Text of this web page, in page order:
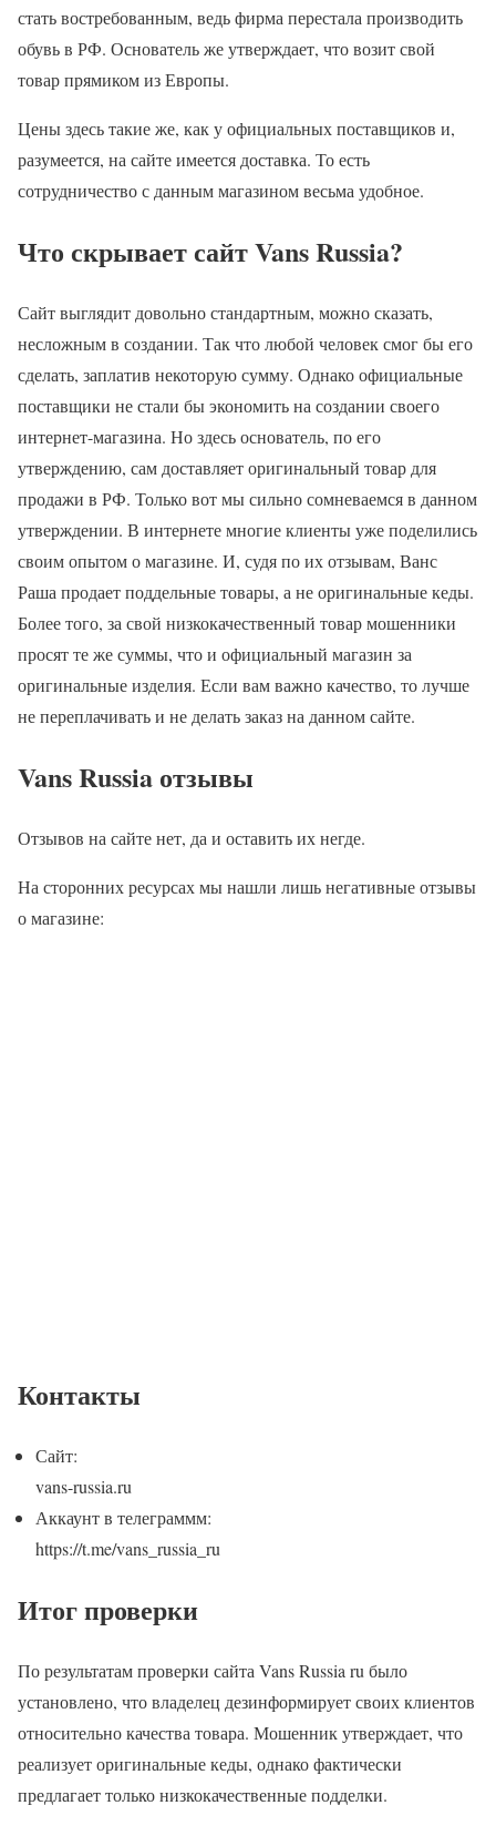
стать востребованным, ведь фирма перестала производить
обувь в РФ. Основатель же утверждает, что возит свой
товар прямиком из Европы.
Цены здесь такие же, как у официальных поставщиков и,
разумеется, на сайте имеется доставка. То есть
сотрудничество с данным магазином весьма удобное.
Что скрывает сайт Vans Russia?
Сайт выглядит довольно стандартным, можно сказать,
несложным в создании. Так что любой человек смог бы его
сделать, заплатив некоторую сумму. Однако официальные
поставщики не стали бы экономить на создании своего
интернет-магазина. Но здесь основатель, по его
утверждению, сам доставляет оригинальный товар для
продажи в РФ. Только вот мы сильно сомневаемся в данном
утверждении. В интернете многие клиенты уже поделились
своим опытом о магазине. И, судя по их отзывам, Ванс
Раша продает поддельные товары, а не оригинальные кеды.
Более того, за свой низкокачественный товар мошенники
просят те же суммы, что и официальный магазин за
оригинальные изделия. Если вам важно качество, то лучше
не переплачивать и не делать заказ на данном сайте.
Vans Russia отзывы
Отзывов на сайте нет, да и оставить их негде.
На сторонних ресурсах мы нашли лишь негативные отзывы
о магазине:
Контакты
Сайт:
vans-russia.ru
Аккаунт в телеграммм:
https://t.me/vans_russia_ru
Итог проверки
По результатам проверки сайта Vans Russia ru было
установлено, что владелец дезинформирует своих клиентов
относительно качества товара. Мошенник утверждает, что
реализует оригинальные кеды, однако фактически
предлагает только низкокачественные подделки.